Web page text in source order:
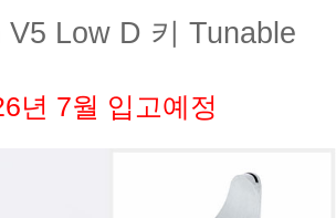
V5 Low D 키 Tunable
년 7월 입고예정